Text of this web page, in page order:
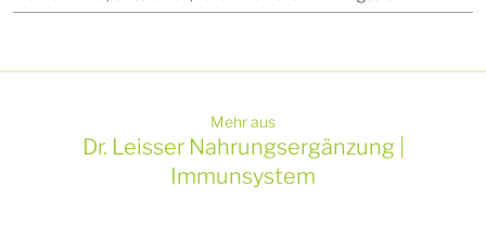
Mehr aus
Dr. Leisser Nahrungsergänzung |
Immunsystem